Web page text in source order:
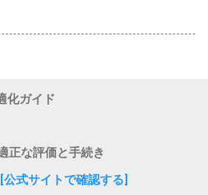
化ガイド
正な評価と手続き
[公式サイトで確認する]